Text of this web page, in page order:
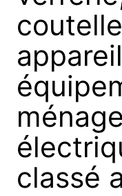
classé